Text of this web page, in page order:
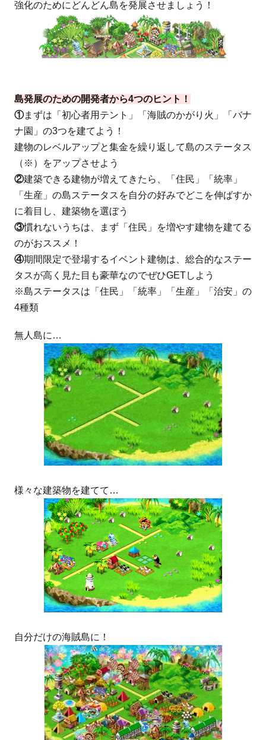
強化のためにどんどん島を発展させましょう！
島発展のための開発者から4つのヒント！
①まずは「初心者用テント」「海賊のかがり火」「バナ
ナ園」の3つを建てよう！
建物のレベルアップと集金を繰り返して島のステータス
（※）をアップさせよう
②建築できる建物が増えてきたら、「住民」「統率」
「生産」の島ステータスを自分の好みでどこを伸ばすか
に着目し、建築物を選ぼう
③慣れないうちは、まず「住民」を増やす建物を建てる
のがおススメ！
④期間限定で登場するイベント建物は、総合的なステー
タスが高く見た目も豪華なのでぜひGETしよう
※島ステータスは「住民」「統率」「生産」「治安」の
4種類
無人島に…
様々な建築物を建てて…
自分だけの海賊島に！